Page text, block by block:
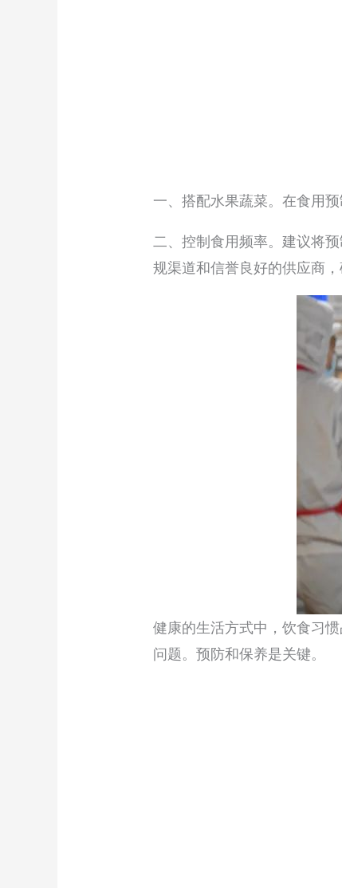
一、搭配水果蔬菜。在食用
二、控制食用频率。建议将
规渠道和信誉良好的供应商，
健康的生活方式中，饮食习
问题。预防和保养是关键。